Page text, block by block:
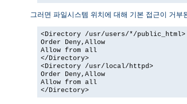
그러면 파일시스템 위치에 대해 기본 접근이 거
<Directory /usr/users/*/public_html>
Order Deny,Allow
Allow from all
</Directory>
<Directory /usr/local/httpd>
Order Deny,Allow
Allow from all
</Directory>